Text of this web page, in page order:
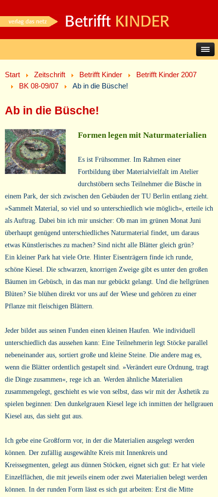
Start Zeitschrift Betrifft Kinder
Betrifft Kinder 2007
BK 08-09/07
Ab in die Büsche!
Ab in die Büsche!
Formen legen mit Naturmaterialien
Es ist Frühsommer. Im Rahmen einer
Fortbildung über Materialvielfalt im Atelier
durchstöbern sechs Teilnehmer die Büsche in
einem Park, der sich zwischen den Gebäuden der TU Berlin entlang zieht.
»Sammelt Material, so viel und so unterschiedlich wie möglich«, erteile ich
als Auftrag. Dabei bin ich mir unsicher: Ob man im grünen Monat Juni
überhaupt genügend unterschiedliches Naturmaterial findet, um daraus
etwas Künstlerisches zu machen? Sind nicht alle Blätter gleich grün?
Ein kleiner Park hat viele Orte. Hinter Eisenträgern finde ich runde,
schöne Kiesel. Die schwarzen, knorrigen Zweige gibt es unter den großen
Bäumen im Gebüsch, in das man nur gebückt gelangt. Und die hellgrünen
Blüten? Sie blühen direkt vor uns auf der Wiese und gehören zu einer
Pflanze mit fleischigen Blättern.
Jeder bildet aus seinen Funden einen kleinen Haufen. Wie individuell
unterschiedlich das aussehen kann: Eine Teilnehmerin legt Stöcke parallel
nebeneinander aus, sortiert große und kleine Steine. Die andere mag es,
wenn die Blätter ordentlich gestapelt sind. »Verändert eure Ordnung, tragt
die Dinge zusammen«, rege ich an. Werden ähnliche Materialien
zusammengelegt, geschieht es wie von selbst, dass wir mit der Ästhetik zu
spielen beginnen: Den dunkelgrauen Kiesel lege ich inmitten der hellgrauen
Kiesel aus, das sieht gut aus.
Ich gebe eine Großform vor, in der die Materialien ausgelegt werden
können. Der zufällig ausgewählte Kreis mit Innenkreis und
Kreissegmenten, gelegt aus dünnen Stöcken, eignet sich gut: Er hat viele
Einzelflächen, die mit jeweils einem oder zwei Materialien belegt werden
können. In der runden Form lässt es sich gut arbeiten: Erst die Mitte